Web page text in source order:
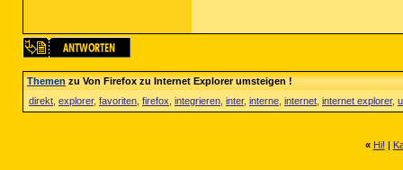
Themenzu Von Firefox zu Internet Explorer umsteigen !
direkt explorer, favoriten firefox integrieren inter, interne internet internet explorer,
« Hi! |